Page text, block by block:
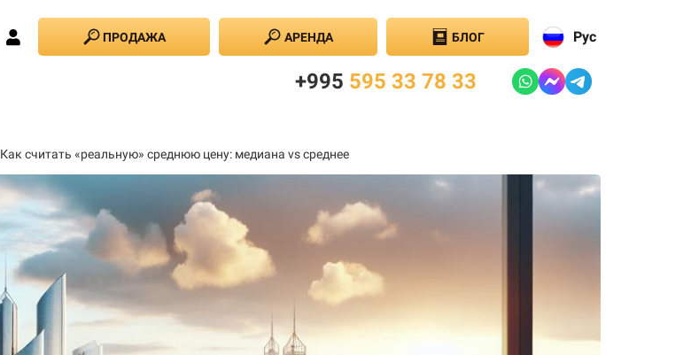
ПРОДАЖА АРЕНДА БЛОГ Рус
+995 595 33 78 33
Как считать «реальную» среднюю цену: медиана vs среднее